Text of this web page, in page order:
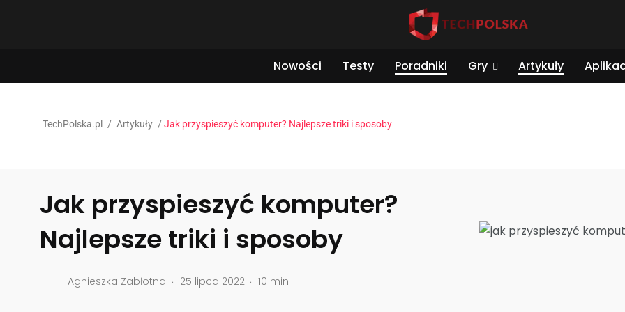
Nowości Testy Poradniki Gry Artykuły
TechPolska.pl / Artykuły / Jak przyspieszyć komputer? Najlepsze triki i sposoby
Jak przyspieszyć komputer?
Najlepsze triki i sposoby
Agnieszka Zabłotna . 25 lipca 2022 . 10 min